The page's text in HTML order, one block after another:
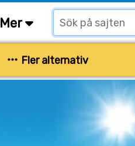
Mer
Fler alternativ